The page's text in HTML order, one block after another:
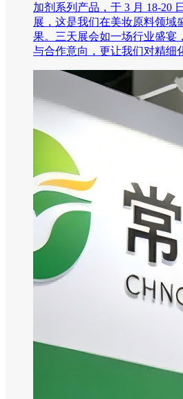
加剂系列产品，于 3 月 18-20
展，这是我们在美妆原料领域
果。三天展会如一场行业盛宴
与合作意向，更让我们对精细